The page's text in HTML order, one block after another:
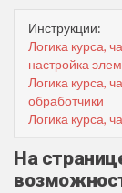
Инструкции:
Логика курса,
настройка
Логика курса,
обработчики
Логика курса,
На